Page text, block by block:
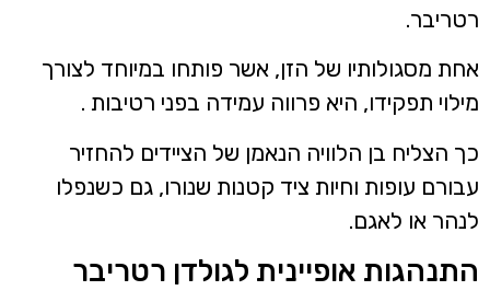
מסגולותיו של הזן, אשר פותחו במיוחד לצורך
תפקידו, היא פרווה עמידה בפני רטיבות .
הצליח בן הלוויה הנאמן של הציידים להחזיר
עופות וחיות ציד קטנות שנורו, גם כשנפלו
או לאגם.
אופיינית לגולדן רטריבר